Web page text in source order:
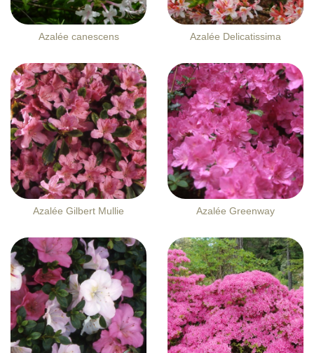
Azalée canescens Azalée Delicatissima
Azalée Gilbert Mullie Azalée Greenway